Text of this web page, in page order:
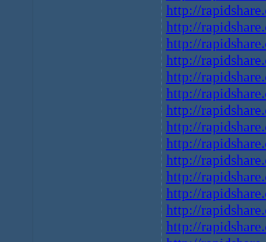
http://
http://
http://
http://
http://
http://
http://
http://
http://
http://
http://
http://
http://
http://